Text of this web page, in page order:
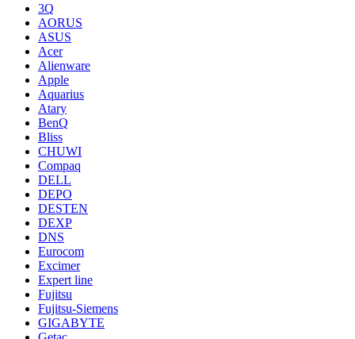
3Q
AORUS
ASUS
Acer
Alienware
Apple
Aquarius
Atary
BenQ
Bliss
CHUWI
Compaq
DELL
DEPO
DESTEN
DEXP
DNS
Eurocom
Excimer
Expert line
Fujitsu
Fujitsu-Siemens
GIGABYTE